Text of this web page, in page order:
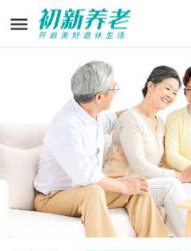
芳桥镇乡村养老院